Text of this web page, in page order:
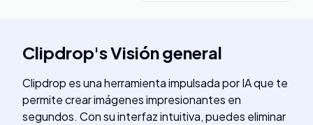
Clipdrop'sVisión general
Clipdrop es una herramienta impulsada por IA que te
permite crear imágenes impresionantes en
segundos. Con su interfaz intuitiva, puedes eliminar